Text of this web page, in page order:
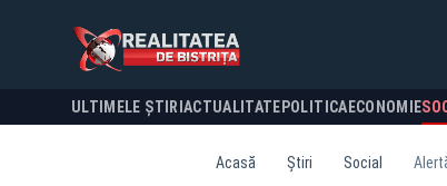
ULTIMELE ȘTIRI ACTUALITATE POLITICA ECONOMIE
Acasă Știri Social